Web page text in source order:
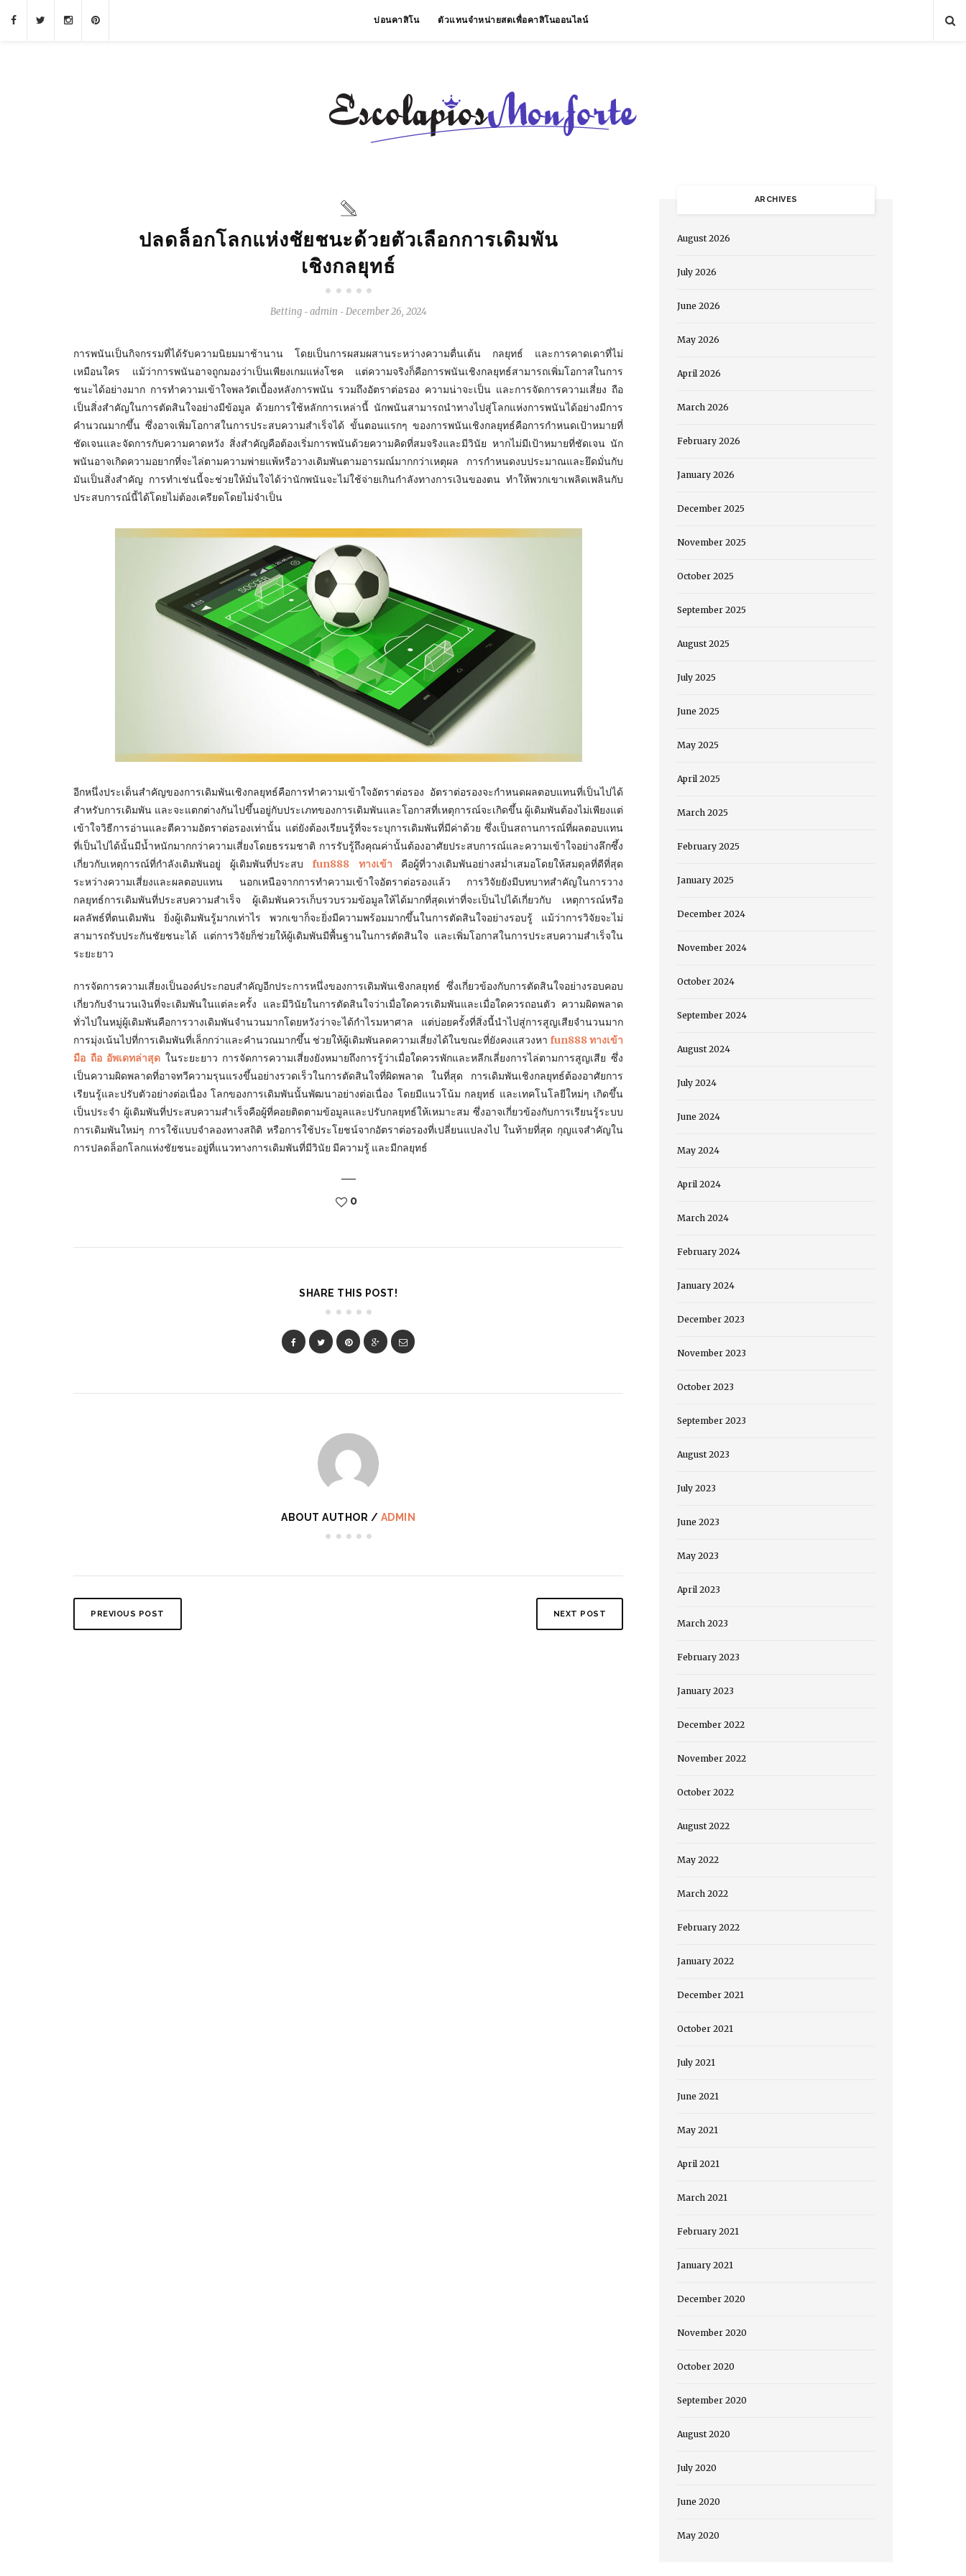
บ่อนคาสิโน ตัวแทนจำหน่ายสดเพื่อคาสิโนออนไลน์
ปลดล็อกโลกแห่งชัยชนะด้วยตัวเลือกการเดิมพัน
เชิงกลยุทธ์
Betting - admin - December 26, 2024
การพนันเป็นกิจกรรมที่ได้รับความนิยมมาช้านาน โดยเป็นการผสมผสานระหว่างความตื่นเต้น กลยุทธ์ และการคาดเดาที่ไม่
เหมือนใคร แม้ว่าการพนันอาจถูกมองว่าเป็นเพียงเกมแห่งโชค แต่ความจริงก็คือการพนันเชิงกลยุทธ์สามารถเพิ่มโอกาสในการ
ชนะได้อย่างมาก การทำความเข้าใจพลวัตเบื้องหลังการพนัน รวมถึงอัตราต่อรอง ความน่าจะเป็น และการจัดการความเสี่ยง ถือ
เป็นสิ่งสำคัญในการตัดสินใจอย่างมีข้อมูล ด้วยการใช้หลักการเหล่านี้ นักพนันสามารถนำทางไปสู่โลกแห่งการพนันได้อย่างมีการ
คำนวณมากขึ้น ซึ่งอาจเพิ่มโอกาสในการประสบความสำเร็จได้ ขั้นตอนแรกๆ ของการพนันเชิงกลยุทธ์คือการกำหนดเป้าหมายที่
ชัดเจนและจัดการกับความคาดหวัง สิ่งสำคัญคือต้องเริ่มการพนันด้วยความคิดที่สมจริงและมีวินัย หากไม่มีเป้าหมายที่ชัดเจน นัก
พนันอาจเกิดความอยากที่จะไล่ตามความพ่ายแพ้หรือวางเดิมพันตามอารมณ์มากกว่าเหตุผล การกำหนดงบประมาณและยึดมั่นกับ
มันเป็นสิ่งสำคัญ การทำเช่นนี้จะช่วยให้มั่นใจได้ว่านักพนันจะไม่ใช้จ่ายเกินกำลังทางการเงินของตน ทำให้พวกเขาเพลิดเพลินกับ
ประสบการณ์นี้ได้โดยไม่ต้องเครียดโดยไม่จำเป็น
อีกหนึ่งประเด็นสำคัญของการเดิมพันเชิงกลยุทธ์คือการทำความเข้าใจอัตราต่อรอง อัตราต่อรองจะกำหนดผลตอบแทนที่เป็นไปได้
สำหรับการเดิมพัน และจะแตกต่างกันไปขึ้นอยู่กับประเภทของการเดิมพันและโอกาสที่เหตุการณ์จะเกิดขึ้น ผู้เดิมพันต้องไม่เพียงแต่
เข้าใจวิธีการอ่านและตีความอัตราต่อรองเท่านั้น แต่ยังต้องเรียนรู้ที่จะระบุการเดิมพันที่มีค่าด้วย ซึ่งเป็นสถานการณ์ที่ผลตอบแทน
ที่เป็นไปได้นั้นมีน้ำหนักมากกว่าความเสี่ยงโดยธรรมชาติ การรับรู้ถึงคุณค่านั้นต้องอาศัยประสบการณ์และความเข้าใจอย่างลึกซึ้ง
เกี่ยวกับเหตุการณ์ที่กำลังเดิมพันอยู่ ผู้เดิมพันที่ประสบ
fun888 ทางเข้า คือผู้ที่วางเดิมพันอย่างสม่ำเสมอโดยให้สมดุลที่ดีที่สุด
ระหว่างความเสี่ยงและผลตอบแทน นอกเหนือจากการทำความเข้าใจอัตราต่อรองแล้ว การวิจัยยังมีบทบาทสำคัญในการวาง
กลยุทธ์การเดิมพันที่ประสบความสำเร็จ ผู้เดิมพันควรเก็บรวบรวมข้อมูลให้ได้มากที่สุดเท่าที่จะเป็นไปได้เกี่ยวกับ เหตุการณ์หรือ
ผลลัพธ์ที่ตนเดิมพัน ยิ่งผู้เดิมพันรู้มากเท่าไร พวกเขาก็จะยิ่งมีความพร้อมมากขึ้นในการตัดสินใจอย่างรอบรู้ แม้ว่าการวิจัยจะไม่
สามารถรับประกันชัยชนะได้ แต่การวิจัยก็ช่วยให้ผู้เดิมพันมีพื้นฐานในการตัดสินใจ และเพิ่มโอกาสในการประสบความสำเร็จใน
ระยะยาว
การจัดการความเสี่ยงเป็นองค์ประกอบสำคัญอีกประการหนึ่งของการเดิมพันเชิงกลยุทธ์ ซึ่งเกี่ยวข้องกับการตัดสินใจอย่างรอบคอบ
เกี่ยวกับจำนวนเงินที่จะเดิมพันในแต่ละครั้ง และมีวินัยในการตัดสินใจว่าเมื่อใดควรเดิมพันและเมื่อใดควรถอนตัว ความผิดพลาด
ทั่วไปในหมู่ผู้เดิมพันคือการวางเดิมพันจำนวนมากโดยหวังว่าจะได้กำไรมหาศาล แต่บ่อยครั้งที่สิ่งนี้นำไปสู่การสูญเสียจำนวนมาก
การมุ่งเน้นไปที่การเดิมพันที่เล็กกว่าและคำนวณมากขึ้น ช่วยให้ผู้เดิมพันลดความเสี่ยงได้ในขณะที่ยังคงแสวงหา fun888 ทางเข้า
มือ ถือ อัพเดทล่าสุด ในระยะยาว การจัดการความเสี่ยงยังหมายถึงการรู้ว่าเมื่อใดควรพักและหลีกเลี่ยงการไล่ตามการสูญเสีย ซึ่ง
เป็นความผิดพลาดที่อาจทวีความรุนแรงขึ้นอย่างรวดเร็วในการตัดสินใจที่ผิดพลาด ในที่สุด การเดิมพันเชิงกลยุทธ์ต้องอาศัยการ
เรียนรู้และปรับตัวอย่างต่อเนื่อง โลกของการเดิมพันนั้นพัฒนาอย่างต่อเนื่อง โดยมีแนวโน้ม กลยุทธ์ และเทคโนโลยีใหม่ๆ เกิดขึ้น
เป็นประจำ ผู้เดิมพันที่ประสบความสำเร็จคือผู้ที่คอยติดตามข้อมูลและปรับกลยุทธ์ให้เหมาะสม ซึ่งอาจเกี่ยวข้องกับการเรียนรู้ระบบ
การเดิมพันใหม่ๆ การใช้แบบจำลองทางสถิติ หรือการใช้ประโยชน์จากอัตราต่อรองที่เปลี่ยนแปลงไป ในท้ายที่สุด กุญแจสำคัญใน
การปลดล็อกโลกแห่งชัยชนะอยู่ที่แนวทางการเดิมพันที่มีวินัย มีความรู้ และมีกลยุทธ์
0
SHARE THIS POST!
ABOUT AUTHOR / ADMIN
PREVIOUS POST NEXT POST
ARCHIVES
August 2026
July 2026
June 2026
May 2026
April 2026
March 2026
February 2026
January 2026
December 2025
November 2025
October 2025
September 2025
August 2025
July 2025
June 2025
May 2025
April 2025
March 2025
February 2025
January 2025
December 2024
November 2024
October 2024
September 2024
August 2024
July 2024
June 2024
May 2024
April 2024
March 2024
February 2024
January 2024
December 2023
November 2023
October 2023
September 2023
August 2023
July 2023
June 2023
May 2023
April 2023
March 2023
February 2023
January 2023
December 2022
November 2022
October 2022
August 2022
May 2022
March 2022
February 2022
January 2022
December 2021
October 2021
July 2021
June 2021
May 2021
April 2021
March 2021
February 2021
January 2021
December 2020
November 2020
October 2020
September 2020
August 2020
July 2020
June 2020
May 2020